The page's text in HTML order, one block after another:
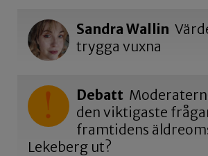
Sandra Wallin
trygga vuxna
Debatt
den viktigaste
framtidens
Lekeberg ut?